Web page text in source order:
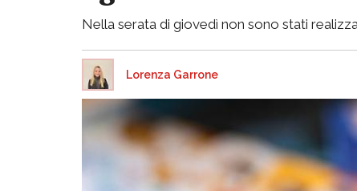
Nella serata di giovedì non sono stati
Lorenza Garrone